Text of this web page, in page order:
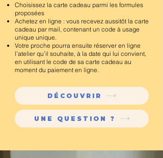
Choisissez la carte cadeau parmi les formules
proposées
Achetez en ligne : vous recevez aussitôt la carte
cadeau par mail, contenant un code à usage
unique unique.
Votre proche pourra ensuite réserver en ligne
l’atelier qu’il souhaite, à la date qui lui convient,
en utilisant le code de sa carte cadeau au
moment du paiement en ligne.
DÉCOUVRIR
UNE QUESTION ?